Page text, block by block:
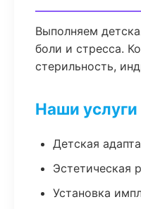
Выполняем
боли и стресса.
стерильность,
Наши услуги
Детская
Эстетическая
Установка